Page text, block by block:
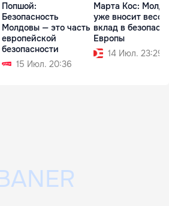
Попшой:
Безопасность
Молдовы — это часть
европейской
безопасности
15 Июл. 20:36
Марта Кос:
уже вносит
вклад в
Европы
14 Июл. 23:29